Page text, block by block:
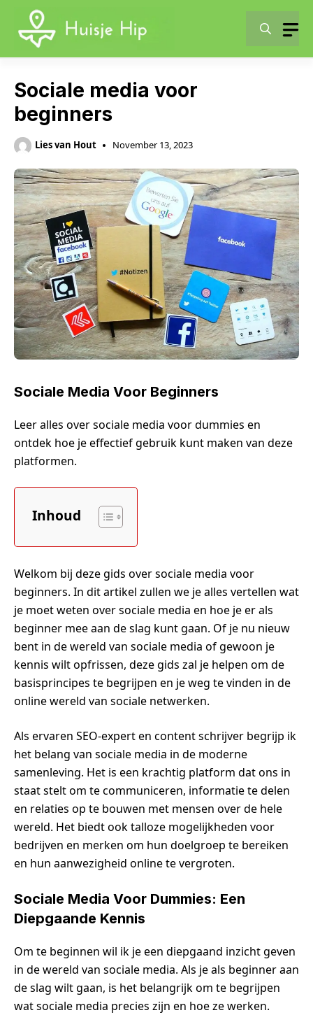
content
Sociale media voor
beginners
Lies van Hout November 13, 2023
Sociale Media Voor Beginners
Leer alles over sociale media voor dummies en
ontdek hoe je effectief gebruik kunt maken van deze
platformen.
Inhoud
Welkom bij deze gids over sociale media voor
beginners. In dit artikel zullen we je alles vertellen wat
je moet weten over sociale media en hoe je er als
beginner mee aan de slag kunt gaan. Of je nu nieuw
bent in de wereld van sociale media of gewoon je
kennis wilt opfrissen, deze gids zal je helpen om de
basisprincipes te begrijpen en je weg te vinden in de
online wereld van sociale netwerken.
Als ervaren SEO-expert en content schrijver begrijp ik
het belang van sociale media in de moderne
samenleving. Het is een krachtig platform dat ons in
staat stelt om te communiceren, informatie te delen
en relaties op te bouwen met mensen over de hele
wereld. Het biedt ook talloze mogelijkheden voor
bedrijven en merken om hun doelgroep te bereiken
en hun aanwezigheid online te vergroten.
Sociale Media Voor Dummies: Een
Diepgaande Kennis
Om te beginnen wil ik je een diepgaand inzicht geven
in de wereld van sociale media. Als je als beginner aan
de slag wilt gaan, is het belangrijk om te begrijpen
wat sociale media precies zijn en hoe ze werken.